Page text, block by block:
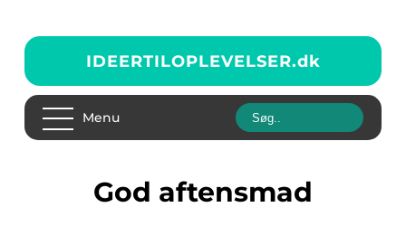
IDEERTILOPLEVELSER.dk
Menu
god aftensmad